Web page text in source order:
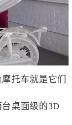
托车就是它们
桌面级的3D